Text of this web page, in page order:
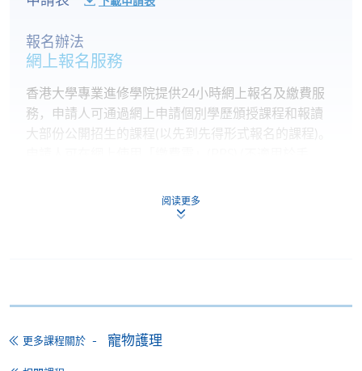
報名辦法
網上報名服務
香港大學專業進修學院提供24小時網上報名及繳費服
務，申請人可通過網上申請個別學歷頒授課程和報讀
大部份公開招生的課程(以先到先得形式報名的課程)。
讀學歷頒授課程設有網上服務，在學學員亦可以「微
信支付」(Online WeChat Pay) 、「支付寶」(Online
填寫網上報名表格
申請人可按該課程網頁的右上角的
阅读更多
更多課程關於 寵物護理